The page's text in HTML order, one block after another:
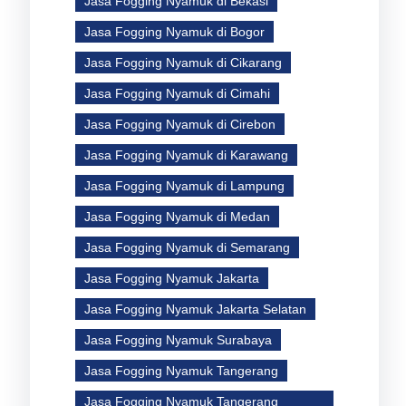
Jasa Fogging Nyamuk di Bogor
Jasa Fogging Nyamuk di Cikarang
Jasa Fogging Nyamuk di Cimahi
Jasa Fogging Nyamuk di Cirebon
Jasa Fogging Nyamuk di Karawang
Jasa Fogging Nyamuk di Lampung
Jasa Fogging Nyamuk di Medan
Jasa Fogging Nyamuk di Semarang
Jasa Fogging Nyamuk Jakarta
Jasa Fogging Nyamuk Jakarta Selatan
Jasa Fogging Nyamuk Surabaya
Jasa Fogging Nyamuk Tangerang
Jasa Fogging Nyamuk Tangerang